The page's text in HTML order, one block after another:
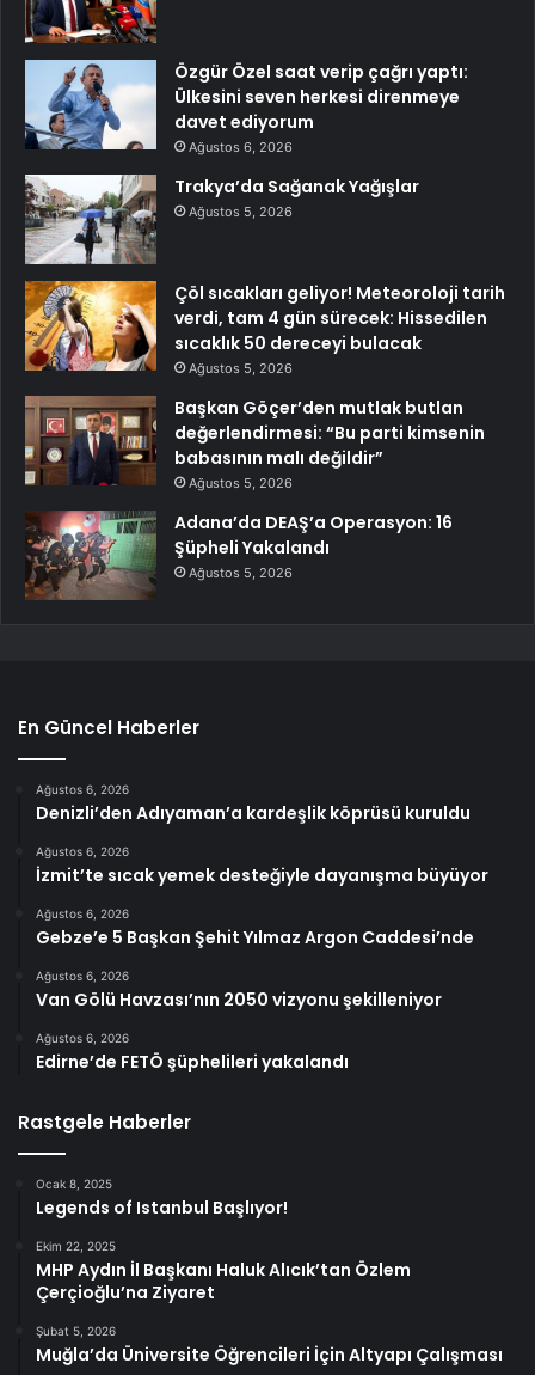
Özgür Özel saat verip çağrı yaptı:
Ülkesini seven herkesi direnmeye
davet ediyorum
Ağustos 6, 2026
Trakya’da Sağanak Yağışlar
Ağustos 5, 2026
Çöl sıcakları geliyor! Meteoroloji tarih
verdi, tam 4 gün sürecek: Hissedilen
sıcaklık 50 dereceyi bulacak
Ağustos 5, 2026
Başkan Göçer’den mutlak butlan
değerlendirmesi: “Bu parti kimsenin
babasının malı değildir”
Ağustos 5, 2026
Adana’da DEAŞ’a Operasyon: 16
Şüpheli Yakalandı
Ağustos 5, 2026
En Güncel Haberler
Ağustos 6, 2026
Denizli’den Adıyaman’a kardeşlik köprüsü kuruldu
Ağustos 6, 2026
İzmit’te sıcak yemek desteğiyle dayanışma büyüyor
Ağustos 6, 2026
Gebze’e 5 Başkan Şehit Yılmaz Argon Caddesi’nde
Ağustos 6, 2026
Van Gölü Havzası’nın 2050 vizyonu şekilleniyor
Ağustos 6, 2026
Edirne’de FETÖ şüphelileri yakalandı
Rastgele Haberler
Ocak 8, 2025
Legends of Istanbul Başlıyor!
Ekim 22, 2025
MHP Aydın İl Başkanı Haluk Alıcık’tan Özlem
Çerçioğlu’na Ziyaret
Şubat 5, 2026
Muğla’da Üniversite Öğrencileri İçin Altyapı Çalışması